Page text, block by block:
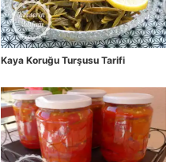
Kaya Koruğu Turşusu Tarifi